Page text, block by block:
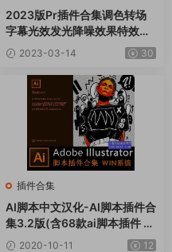
2023版Pr插件合集调色转场
字幕光效发光降噪效果特效全
套插件WIN一键安装包v6.9
2023-03-14 30
插件合集
AI脚本中文汉化-AI脚本插件合
集3.2版(含68款ai脚本插件 支
持AI CS6~AI 2020 win)
2020-10-11 12